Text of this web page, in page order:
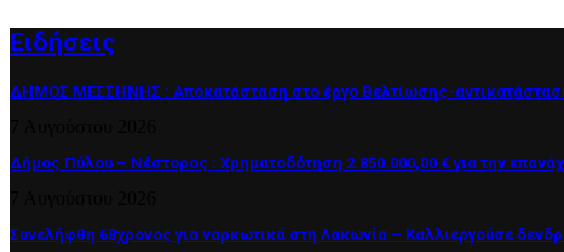
Ειδήσεις
ΔΗΜΟΣ ΜΕΣΣΗΝΗΣ : Αποκατάσταση στο έργο Βελτίωσης-
Δήμος Πύλου – Νέστορος : Χρηματοδότηση 2.850.000,00 € για την
Συνελήφθη 68χρονος για ναρκωτικά στη Λακωνία – Καλλιεργούσε